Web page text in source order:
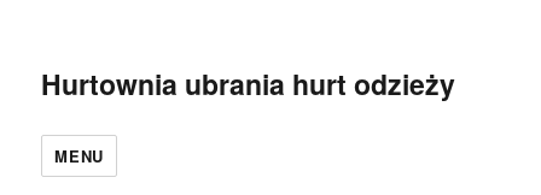
Hurtownia ubrania hurt odzieży
MENU